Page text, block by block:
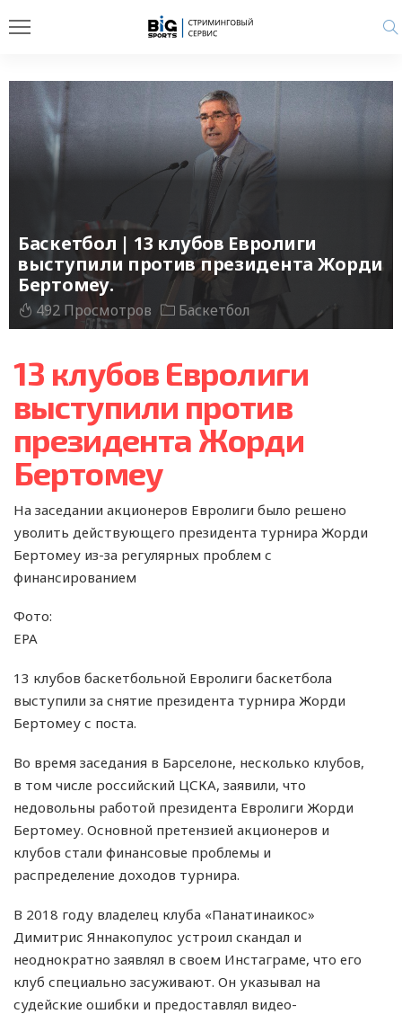
Баскетбол | 13 клубов Евролиги
выступили против президента Жорди
Бертомеу.
492 Просмотров Баскетбол
13 клубов Евролиги
выступили против
президента Жорди
Бертомеу
На заседании акционеров Евролиги было решено
уволить действующего президента турнира Жорди
Бертомеу из-за регулярных проблем с
финансированием
Фото:
EPA
13 клубов баскетбольной Евролиги баскетбола
выступили за снятие президента турнира Жорди
Бертомеу с поста.
Во время заседания в Барселоне, несколько клубов,
в том числе российский ЦСКА, заявили, что
недовольны работой президента Евролиги Жорди
Бертомеу. Основной претензией акционеров и
клубов стали финансовые проблемы и
распределение доходов турнира.
В 2018 году владелец клуба «Панатинаикос»
Димитрис Яннакопулос устроил скандал и
неоднократно заявлял в своем Инстаграме, что его
клуб специально засуживают. Он указывал на
судейские ошибки и предоставлял видео-